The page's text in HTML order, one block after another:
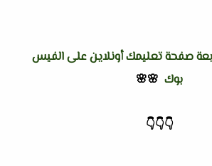
صفحة تعليمك أونلاين على الفيس
بوك 🌸🌸
👇
👇
👇